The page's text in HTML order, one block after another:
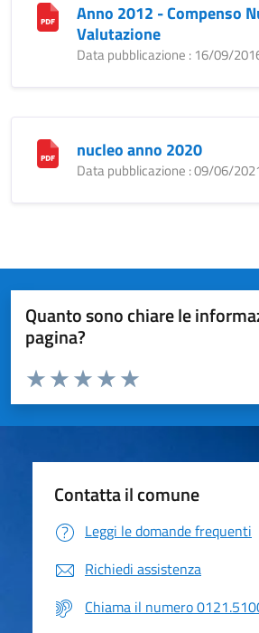
Anno 2012 - Compenso
Valutazione
Data pubblicazione : 16/09/
nucleo anno 2020
Data pubblicazione : 09/06/
Quanto sono chiare le
pagina?
Valuta da 1 a 5 stelle la pagina
Valuta 5 stelle su 5
Valuta 4 stelle su 5
Valuta 3 stelle su 5
Valuta 2 stelle su 5
Valuta 1 stelle su 5
Contatta il comune
Leggi le domande frequenti
Richiedi assistenza
Chiama il numero